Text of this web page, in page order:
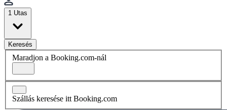
1 Utas
Keresés
Maradjon a Booking.com-nál
Szállás keresése itt Booking.com